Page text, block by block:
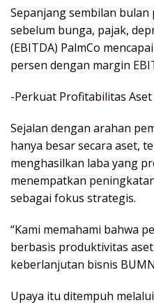
Sepanjang sembilan
sebelum bunga, pajak,
(EBITDA) PalmCo
persen dengan margin
-Perkuat Profitabilitas Aset
Sejalan dengan arahan
hanya besar secara aset,
menghasilkan laba yang
menempatkan
sebagai fokus strategis.
“Kami memahami bahwa
berbasis produktivitas
keberlanjutan bisnis
Upaya itu ditempuh